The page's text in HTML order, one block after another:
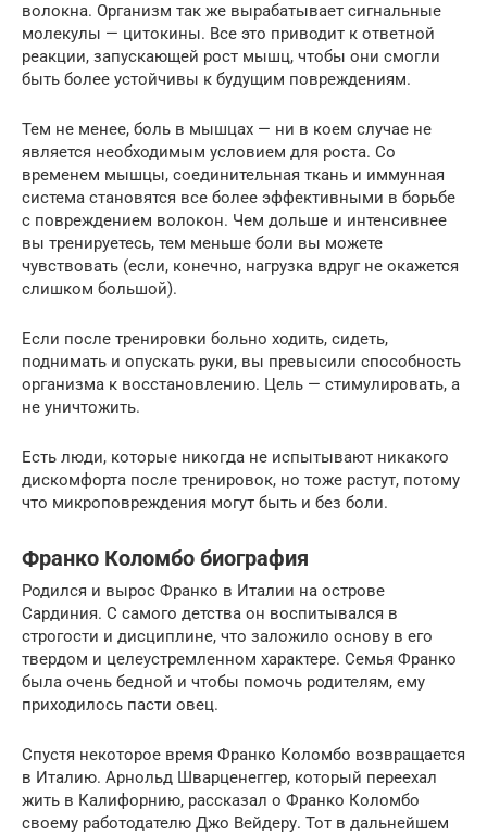
волокна. Организм так же вырабатывает сигнальные
молекулы — цитокины. Все это приводит к ответной
реакции, запускающей рост мышц, чтобы они смогли
быть более устойчивы к будущим повреждениям.
Тем не менее, боль в мышцах — ни в коем случае не
является необходимым условием для роста. Со
временем мышцы, соединительная ткань и иммунная
система становятся все более эффективными в борьбе
с повреждением волокон. Чем дольше и интенсивнее
вы тренируетесь, тем меньше боли вы можете
чувствовать (если, конечно, нагрузка вдруг не окажется
слишком большой).
Если после тренировки больно ходить, сидеть,
поднимать и опускать руки, вы превысили способность
организма к восстановлению. Цель — стимулировать, а
не уничтожить.
Есть люди, которые никогда не испытывают никакого
дискомфорта после тренировок, но тоже растут, потому
что микроповреждения могут быть и без боли.
Франко Коломбо биография
Родился и вырос Франко в Италии на острове
Сардиния. С самого детства он воспитывался в
строгости и дисциплине, что заложило основу в его
твердом и целеустремленном характере. Семья Франко
была очень бедной и чтобы помочь родителям, ему
приходилось пасти овец.
Спустя некоторое время Франко Коломбо возвращается
в Италию. Арнольд Шварценеггер, который переехал
жить в Калифорнию, рассказал о Франко Коломбо
своему работодателю Джо Вейдеру. Тот в дальнейшем